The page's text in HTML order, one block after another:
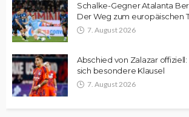
Schalke-Gegner Atalanta
Der Weg zum europäischen
7. August 2026
Abschied von Zalazar
sich besondere Klausel
7. August 2026